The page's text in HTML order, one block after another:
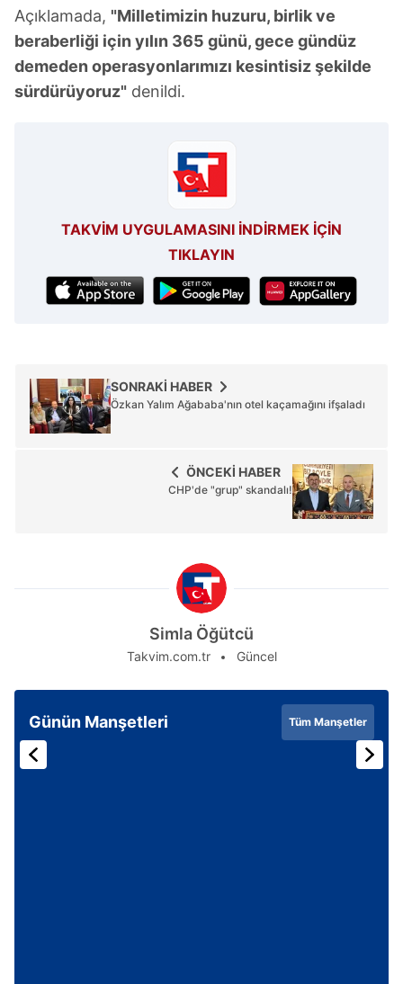
Çerezlere ilişkin tercihlerinizi aşağıda yer alan panel
vasıtasıyla belirleyebilirsiniz. Çerezlere ilişkin detaylı bilgi
için Ayarlar butonuna tıklayabilir,Çerez Bilgilendirme
Metnimiziziyaret edebilirsiniz.
hazırlanmış Aydınlatma Metnimizi okumak ve sitemizde
ilgili mevzuata uygun olarak kullanılan çerezlerle ilgili bilgi
Açıklamada, "Milletimizin huzuru, birlik ve
beraberliği için yılın 365 günü, gece gündüz
demeden operasyonlarımızı kesintisiz şekilde
sürdürüyoruz" denildi.
TAKVİM UYGULAMASINI İNDİRMEK İÇİN
TIKLAYIN
SONRAKİ HABER
Özkan Yalım Ağababa'nın otel kaçamağını ifşaladı
ÖNCEKİ HABER
CHP'de "grup" skandalı!
Simla Öğütcü
Takvim.com.tr Güncel
Günün Manşetleri Tüm Manşetler